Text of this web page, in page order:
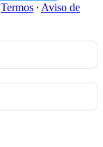
Termos ∙ Aviso de